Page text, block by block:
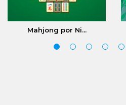
Mahjong por Ni...